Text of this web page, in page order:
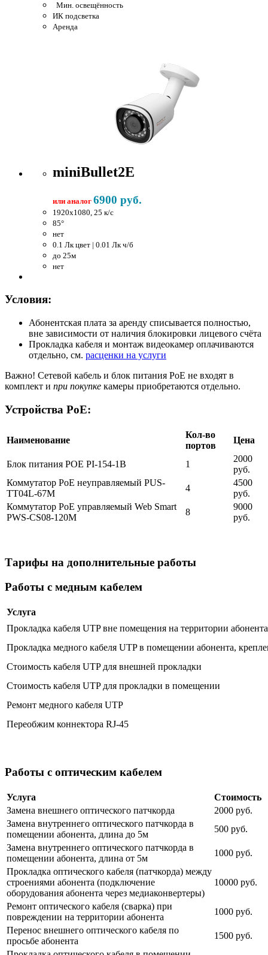
Мин. освещённость
ИК подсветка
Аренда
miniBullet2E
или аналог 6900 руб.
1920x1080, 25 к/c
85°
нет
0.1 Лк цвет | 0.01 Лк ч/б
до 25м
нет
Условия:
Абонентская плата за аренду списывается полностью,
вне зависимости от наличия блокировки лицевого счёта
Прокладка кабеля и монтаж видеокамер оплачиваются
отдельно, см. расценки на услуги
Важно! Сетевой кабель и блок питания PoE не входят в
комплект и при покупке камеры приобретаются отдельно.
Устройства PoE:
Наименование
Кол-во
портов
Цена
Блок питания POE PI-154-1B 1
2000
руб.
Коммутатор PoE неуправляемый PUS-
TT04L-67M
4
4500
руб.
Коммутатор PoE управляемый Web Smart
PWS-CS08-120M
8
9000
руб.
Тарифы на дополнительные работы
Работы с медным кабелем
Услуга
Прокладка кабеля UTP вне помещения на территории
Прокладка медного кабеля UTP в помещении абонента,
Стоимость кабеля UTP для внешней прокладки
Стоимость кабеля UTP для прокладки в помещении
Ремонт медного кабеля UTP
Переобжим коннектора RJ-45
Работы с оптическим кабелем
Услуга
Стоимость
Замена внешнего оптического патчкорда
2000 руб.
Замена внутреннего оптического патчкорда в
помещении абонента, длина до 5м
500 руб.
Замена внутреннего оптического патчкорда в
помещении абонента, длина от 5м
1000 руб.
Прокладка оптического кабеля (патчкорда) между
строениями абонента (подключение
оборудования абонента через медиаконвертеры)
10000 руб.
Ремонт оптического кабеля (сварка) при
повреждении на территории абонента
1000 руб.
Перенос внешнего оптического кабеля по
просьбе абонента
1500 руб.